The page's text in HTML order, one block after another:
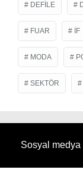
DEFILE
FUAR IF
MODA
SEKTÖR
Sosyal medya